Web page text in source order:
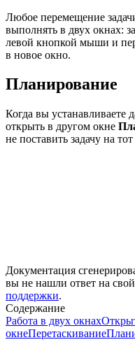
Любое перемещение
выполнять в двух окнах:
левой кнопкой мыши и
в новое окно.
Планирование
Когда вы устанавливаете
открыть в другом окне
не поставить задачу на
Документация
вы не нашли ответ на
поддержки.
Содержание
Работа в двух окнах
окнеПеретаскивание